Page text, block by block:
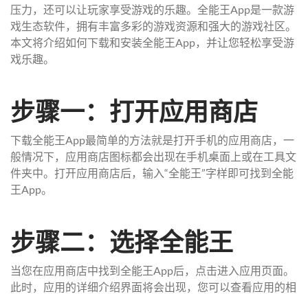
压力，还可以让玩家享受游戏的乐趣。全能王App是一款游
戏生态软件，拥有丰富多彩的游戏资源和强大的游戏社区。
本文将介绍如何下载和安装全能王App，并让您轻松享受游
戏乐趣。
步骤一：打开应用商店
下载全能王App最简单的方法就是打开手机的应用商店，一
般情况下，应用商店图标都会出现在手机桌面上或在工具文
件夹中。打开应用商店后，输入“全能王”字样即可找到全能
王App。
步骤二：选择全能王
当您在应用商店中找到全能王App后，点击进入应用页面。
此时，应用的详细介绍界面将会出现，您可以查看应用的相